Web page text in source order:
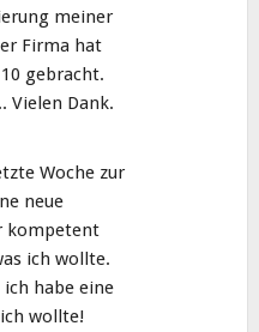
meiner
Firma hat
gebracht.
Vielen Dank.
Woche zur
neue
kompetent
ich wollte.
habe eine
wollte!